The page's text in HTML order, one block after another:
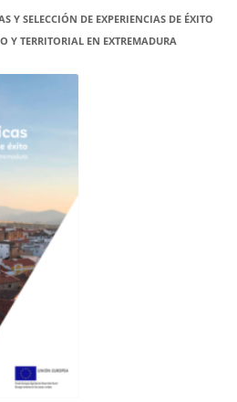
Y SELECCIÓN DE EXPERIENCIAS DE ÉXITO
Y TERRITORIAL EN EXTREMADURA